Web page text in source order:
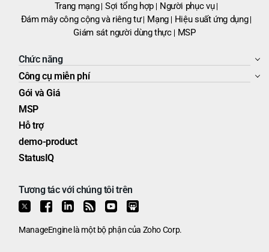
Trang mạng Sợi tổng hợp
Người phục vụ
Đám mây công cộng và riêng tư Mạng
Hiệu suất ứng dụng
Giám sát người dùng thực
MSP
Chức năng
Công cụ miễn phí
Gói và Giá
MSP
Hỗ trợ
demo-product
StatusIQ
Tương tác với chúng tôi trên
ManageEnginelà một bộ phận của Zoho Corp.